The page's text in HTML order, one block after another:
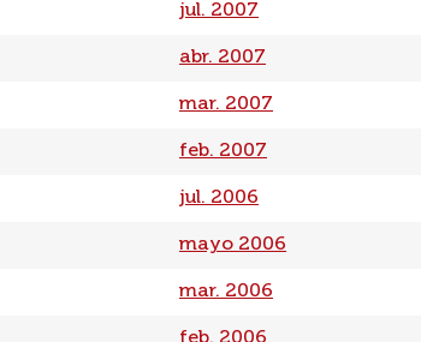
jul. 2007
abr. 2007
mar. 2007
feb. 2007
jul. 2006
mayo 2006
mar. 2006